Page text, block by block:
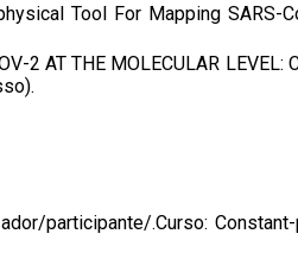
Tool For Mapping SARS-
AT THE MOLECULAR LEVEL:
participante/.Curso: